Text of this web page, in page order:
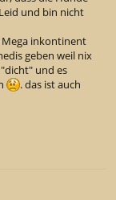
und bin nicht
inkontinent
geben weil nix
und es
. das ist auch